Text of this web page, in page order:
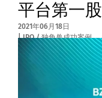
平台第一股
2021年06月18日
| IPO / 独角兽成功案例